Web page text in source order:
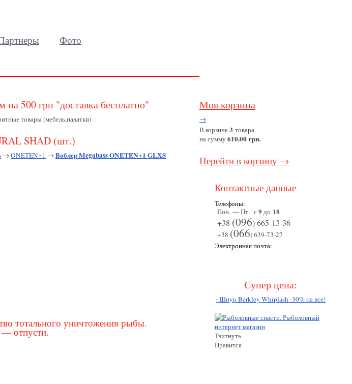
Фото
500 грн "доставка бесплатно"
товары (мебель,палатки)
SHAD (шт.)
→ONETEN+1 →Воблер Megabass ONETEN+1 GLXS
тотального уничтожения рыбы.
отпусти.
Моя корзина
→
В корзине3 товара
на сумму610.00 грн.
Перейти в корзину →
Контактные данные
Телефоны:
Пон. — Пт. с9до 18
+38 (096) 665-13-36
+38 (066) 639-73-27
Электронная почта:
Супер цена:
- Шнур Berkley Whiplash -30% на все!
Твитнуть
Нравится